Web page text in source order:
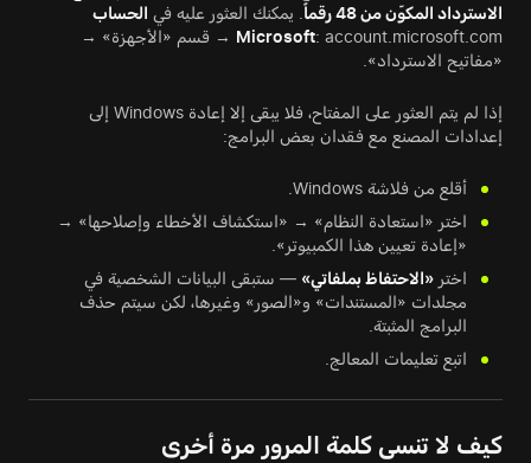
الاسترداد المكوّن من 48 رقماً
. يمكنك العثور عليه في الحساب
Microsoft : account.microsoft.com → قسم «الأجهزة» →
«مفاتيح الاسترداد».
إذا لم يتم العثور على المفتاح، فلا يبقى إلا إعادة Windows إلى
إعدادات المصنع مع فقدان بعض البرامج:
أقلع من فلاشة Windows.
اختر «استعادة النظام» → «استكشاف الأخطاء وإصلاحها» →
«إعادة تعيين هذا الكمبيوتر».
اختر «الاحتفاظ بملفاتي» — ستبقى البيانات الشخصية في
مجلدات «المستندات» و«الصور» وغيرها، لكن سيتم حذف
البرامج المثبتة.
اتبع تعليمات المعالج.
كيف لا تنسى كلمة المرور مرة أخرى